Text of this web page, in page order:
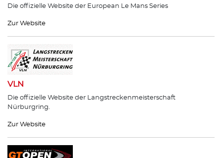
Die offizielle Website der European Le Mans Series
Zur Website
VLN
Die offizielle Website der Langstreckenmeisterschaft
Nürburgring.
Zur Website